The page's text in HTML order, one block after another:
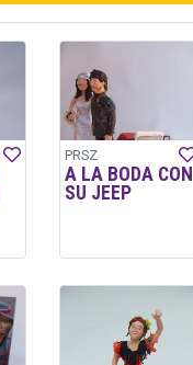
PRSZ
A LA BODA CON
SU JEEP